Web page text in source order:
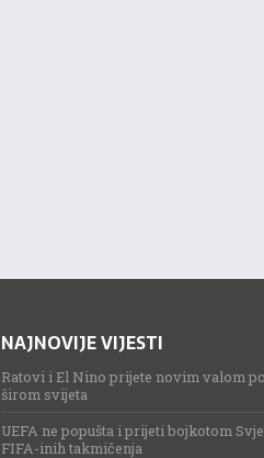
NAJNOVIJE VIJESTI
Ratovi i El Nino prijete novim valom
širom svijeta
UEFA ne popušta i prijeti bojkotom
FIFA-inih takmičenja